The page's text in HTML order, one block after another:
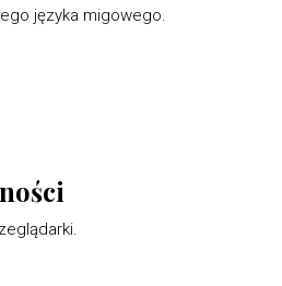
języka migowego.